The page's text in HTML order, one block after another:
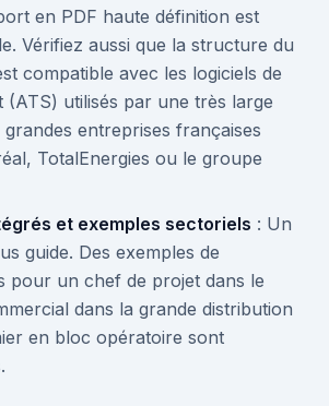
en PDF haute définition est
Vérifiez aussi que la structure du
compatible avec les logiciels de
(ATS) utilisés par une très large
grandes entreprises françaises
TotalEnergies ou le groupe
et exemples sectoriels : Un
guide. Des exemples de
pour un chef de projet dans le
dans la grande distribution
en bloc opératoire sont